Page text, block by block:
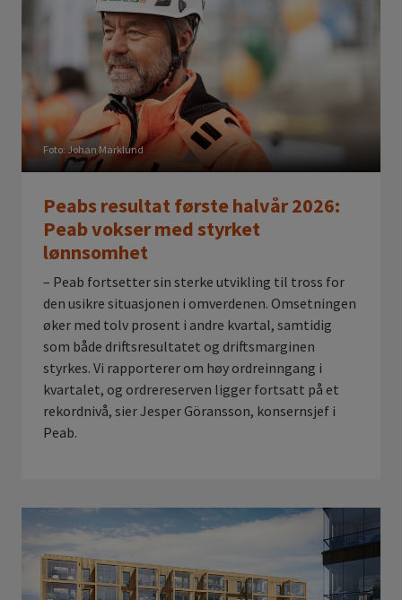
Foto: Johan Marklund
Peabs resultat første halvår 2026:
Peab vokser med styrket
lønnsomhet
– Peab fortsetter sin sterke utvikling til tross for
den usikre situasjonen i omverdenen. Omsetningen
øker med tolv prosent i andre kvartal, samtidig
som både driftsresultatet og driftsmarginen
styrkes. Vi rapporterer om høy ordreinngang i
kvartalet, og ordrereserven ligger fortsatt på et
rekordnivå, sier Jesper Göransson, konsernsjef i
Peab.